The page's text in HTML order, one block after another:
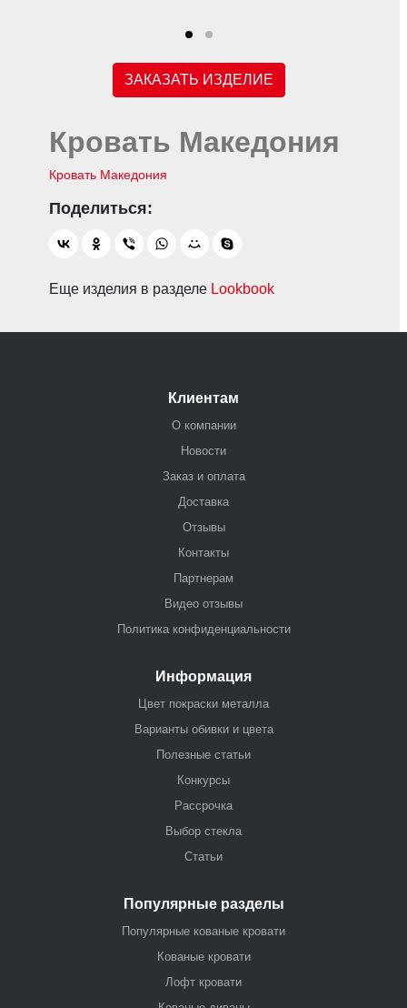
ЗАКАЗАТЬ ИЗДЕЛИЕ
Кровать Македония
Кровать Македония
Еще изделия в разделе Lookbook
Клиентам
О компании
Новости
Заказ и оплата
Доставка
Отзывы
Контакты
Партнерам
Видео отзывы
Политика конфиденциальности
Информация
Цвет покраски металла
Варианты обивки и цвета
Полезные статьи
Конкурсы
Рассрочка
Выбор стекла
Статьи
Популярные разделы
Популярные кованые кровати
Кованые кровати
Лофт кровати